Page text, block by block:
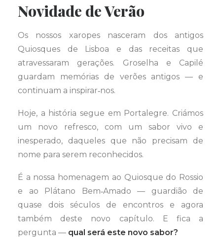
Novidade de Verão
Os nossos xaropes nasceram dos antigos
Quiosques de Lisboa e das receitas que
atravessaram gerações. Groselha e Capilé
guardam memórias de verões antigos — e
continuam a inspirar‑nos.
Hoje, a história segue em Portalegre. Criámos
um novo refresco, com um sabor vivo e
inesperado, daqueles que não precisam de
nome para serem reconhecidos.
É a nossa homenagem ao Quiosque do Rossio
e ao Plátano Bem‑Amado — guardião de
quase dois séculos de encontros e agora
também deste novo capítulo. E fica a
pergunta — qual será este novo sabor?